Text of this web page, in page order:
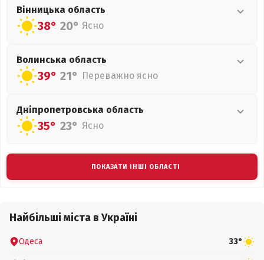
Вінницька область
38° 20° Ясно
Волинська область
39° 21° Переважно ясно
Дніпропетровська область
35° 23° Ясно
ПОКАЗАТИ ІНШІ ОБЛАСТІ
Найбільші міста в Україні
Одеса 33°